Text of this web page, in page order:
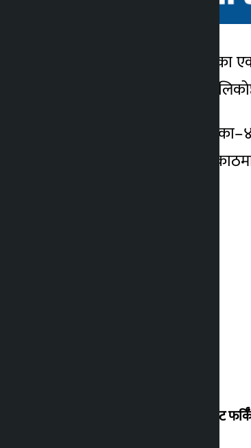
गोरखा । गोरखाको
गुरुङलाई एयर डाइनेष्टीको
तनहुँको आँबुखैरेनी
दमौलीमा हेलिकोप्टर मगाएर
विदेशबाट